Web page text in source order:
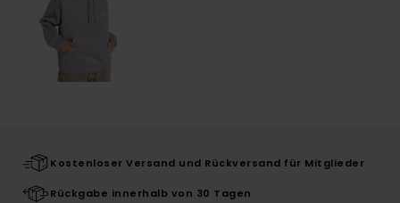
Kostenloser Versand und Rückversand für Mitglieder
Rückgabe innerhalb von 30 Tagen